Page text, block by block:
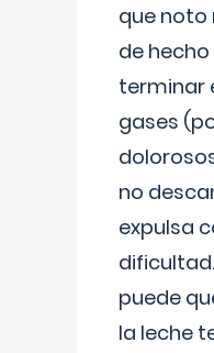
que noto
de
terminar
gases
no
expulsa
puede
la leche